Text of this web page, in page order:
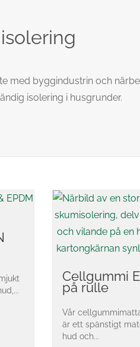
med byggindustrin och
isolering i husgrunder.
Cellgummi
på rulle
Vår
är ett spänstigt
hud och...